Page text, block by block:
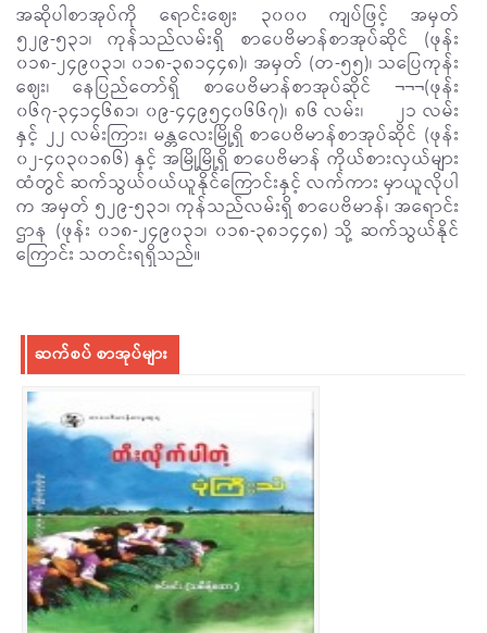
အဆိုပါစာအုပ်ကို ရောင်းဈေး ၃၀၀၀ ကျပ်ဖြင့် အမှတ်
၅၂၉-၅၃၁၊ ကုန်သည်လမ်းရှိ စာပေဗိမာန်စာအုပ်ဆိုင် (ဖုန်း
၀၁၈-၂၄၉၀၃၁၊ ၀၁၈-၃၈၁၄၄၈)၊ အမှတ် (တ-၅၅)၊ သပြေကုန်း
ဈေး၊ နေပြည်တော်ရှိ စာပေဗိမာန်စာအုပ်ဆိုင် ¬¬¬(ဖုန်း
၀၆၇-၃၄၁၄၆၈၁၊ ၀၉-၄၄၉၅၄၀၆၆၇)၊ ၈၆ လမ်း၊ ၂၁ လမ်း
နှင့် ၂၂ လမ်းကြား၊ မန္တလေးမြို့ရှိ စာပေဗိမာန်စာအုပ်ဆိုင် (ဖုန်း
၀၂-၄၀၃၀၁၈၆) နှင့် အမြို့မြို့ရှိ စာပေဗိမာန် ကိုယ်စားလှယ်များ
ထံတွင် ဆက်သွယ်ဝယ်ယူနိုင်ကြောင်းနှင့် လက်ကား မှာယူလိုပါ
က အမှတ် ၅၂၉-၅၃၁၊ ကုန်သည်လမ်းရှိ စာပေဗိမာန်၊ အရောင်း
ဌာန (ဖုန်း ၀၁၈-၂၄၉၀၃၁၊ ၀၁၈-၃၈၁၄၄၈) သို့ ဆက်သွယ်နိုင်
ကြောင်း သတင်းရရှိသည်။
ဆက်စပ် စာအုပ်များ